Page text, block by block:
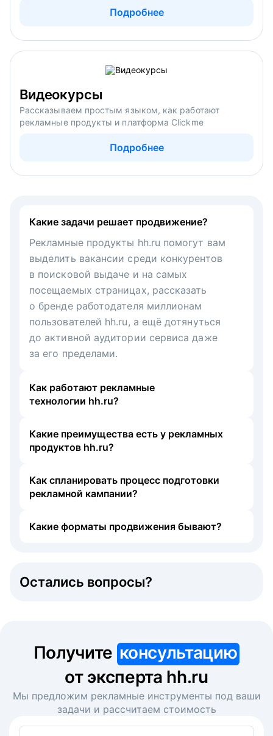
Подробнее
Видеокурсы
Рассказываем простым языком, как работают
рекламные продукты и платформа Clickme
Подробнее
Какие задачи решает продвижение?
Рекламные продукты hh.ru помогут вам
выделить вакансии среди конкурентов
в поисковой выдаче и на самых
посещаемых страницах, рассказать
о бренде работодателя миллионам
пользователей hh.ru, а ещё дотянуться
до активной аудитории сервиса даже
за его пределами.
Как работают рекламные
технологии hh.ru?
Какие преимущества есть у рекламных
продуктов hh.ru?
Как спланировать процесс подготовки
рекламной кампании?
Какие форматы продвижения бывают?
Остались вопросы?
Получите консультацию
от эксперта hh.ru
Мы предложим рекламные инструменты под ваши
задачи и рассчитаем стоимость